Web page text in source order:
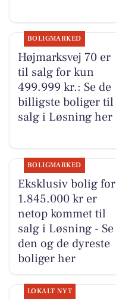
BOLIGMARKED
Højmarksvej 70 er
til salg for kun
499.999 kr.: Se de
billigste boliger til
salg i Løsning her
BOLIGMARKED
Eksklusiv bolig for
1.845.000 kr er
netop kommet til
salg i Løsning - Se
den og de dyreste
boliger her
LOKALT NYT